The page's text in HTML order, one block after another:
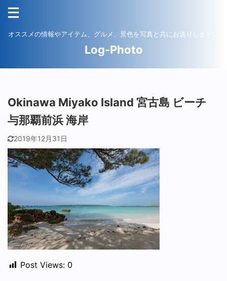
オススメの情報やアイテム、グルメ、景色を写真と共にお送りします。
Log-Photo
Okinawa Miyako Island 宮古島 ビーチ
与那覇前浜 海岸
2019年12月31日
Post Views: 0